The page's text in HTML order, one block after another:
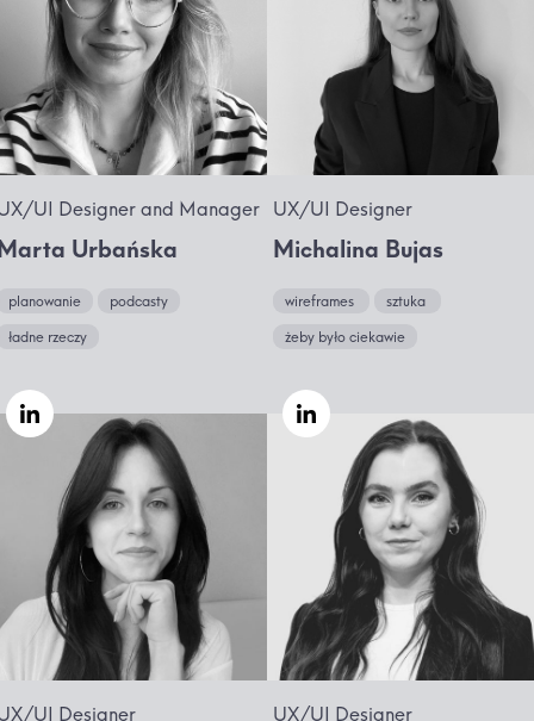
UI Designer and Manager
Urbańska
planowanie
podcasty
ładne rzeczy
UX/UI Designer
Michalina Bujas
wireframes
sztuka
żeby było ciekawie
UI Designer UX/UI Designer